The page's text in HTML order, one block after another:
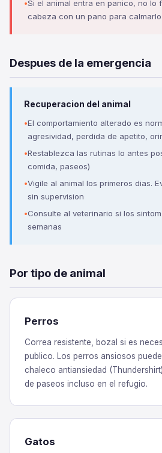
Si el animal entra en panico, no lo
cabeza con un pano para calmarlo
Despues de la emergencia
Recuperacion del animal
El comportamiento alterado es
agresividad, perdida de apetito,
Restablezca las rutinas lo antes
comida, paseos)
Vigile al animal los primeros dias.
sin supervision
Consulte al veterinario si los
semanas
Por tipo de animal
Perros
Correa resistente, bozal si es
publico. Los perros ansiosos
chaleco antiansiedad
de paseos incluso en el refugio.
Gatos